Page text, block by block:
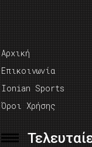
Αρχική
Επικοινωνία
Ionian Sports
Όροι Χρήσης